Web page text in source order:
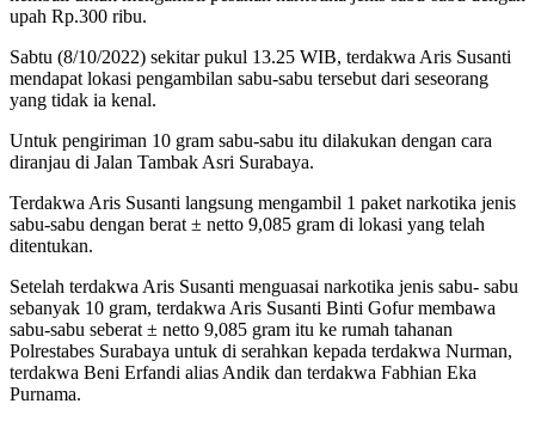
upah Rp.300 ribu.
Sabtu (8/10/2022) sekitar pukul 13.25 WIB, terdakwa Aris Susanti
mendapat lokasi pengambilan sabu-sabu tersebut dari seseorang
yang tidak ia kenal.
Untuk pengiriman 10 gram sabu-sabu itu dilakukan dengan cara
diranjau di Jalan Tambak Asri Surabaya.
Terdakwa Aris Susanti langsung mengambil 1 paket narkotika jenis
sabu-sabu dengan berat ± netto 9,085 gram di lokasi yang telah
ditentukan.
Setelah terdakwa Aris Susanti menguasai narkotika jenis sabu- sabu
sebanyak 10 gram, terdakwa Aris Susanti Binti Gofur membawa
sabu-sabu seberat ± netto 9,085 gram itu ke rumah tahanan
Polrestabes Surabaya untuk di serahkan kepada terdakwa Nurman,
terdakwa Beni Erfandi alias Andik dan terdakwa Fabhian Eka
Purnama.